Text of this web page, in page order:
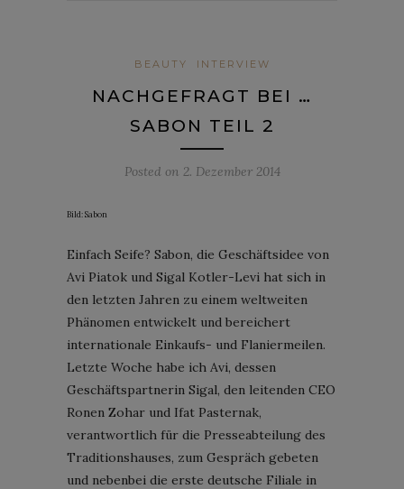
BEAUTY INTERVIEW
NACHGEFRAGT BEI …
SABON TEIL 2
Posted on 2. Dezember 2014
Bild: Sabon
Einfach Seife? Sabon, die Geschäftsidee von
Avi Piatok und Sigal Kotler-Levi hat sich in
den letzten Jahren zu einem weltweiten
Phänomen entwickelt und bereichert
internationale Einkaufs- und Flaniermeilen.
Letzte Woche habe ich Avi, dessen
Geschäftspartnerin Sigal, den leitenden CEO
Ronen Zohar und Ifat Pasternak,
verantwortlich für die Presseabteilung des
Traditionshauses, zum Gespräch gebeten
und nebenbei die erste deutsche Filiale in